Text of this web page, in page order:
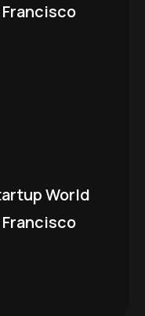
Francisco
World
Francisco